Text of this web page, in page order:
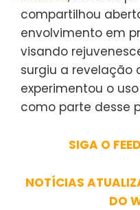
compartilhou
envolvimento em
visando
surgiu a revelação
experimentou o
como parte desse
SIGA O
NOTÍCIAS
DO